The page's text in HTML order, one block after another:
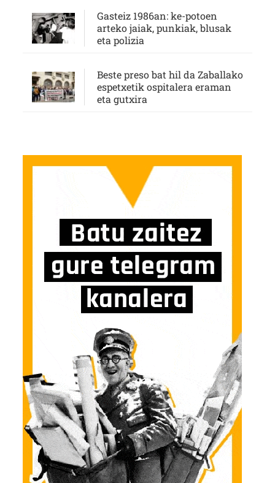
Gasteiz 1986an: ke-potoen
arteko jaiak, punkiak, blusak
eta polizia
Beste preso bat hil da Zaballako
espetxetik ospitalera eraman
eta gutxira